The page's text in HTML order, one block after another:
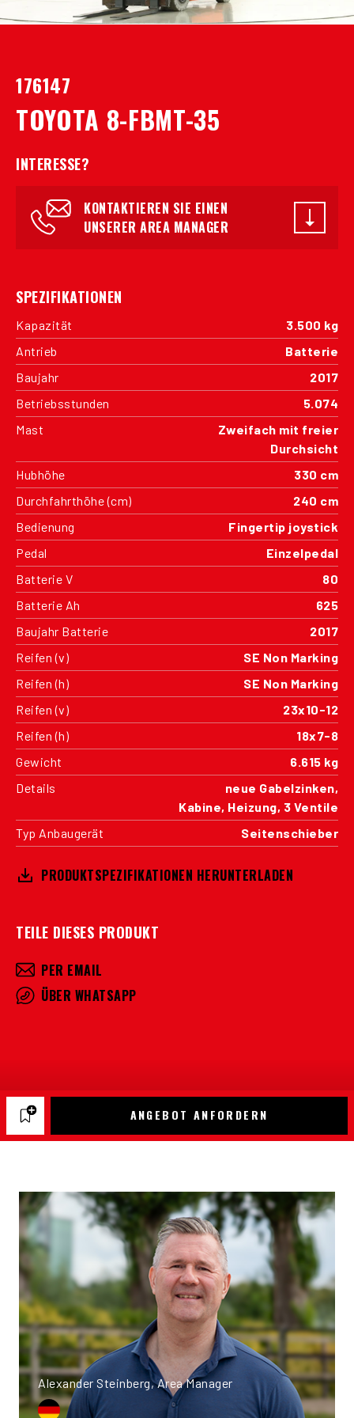
176147
TOYOTA 8-FBMT-35
INTERESSE?
KONTAKTIEREN SIE EINEN
UNSERER AREA MANAGER
SPEZIFIKATIONEN
Kapazität
3.500 kg
Antrieb
Batterie
Baujahr
2017
Betriebsstunden
5.074
Mast
Zweifach mit freier
Durchsicht
Hubhöhe
330 cm
Durchfahrthöhe (cm)
240 cm
Bedienung
Fingertip joystick
Pedal
Einzelpedal
Batterie V
80
Batterie Ah
625
Baujahr Batterie
2017
Reifen (v)
SE Non Marking
Reifen (h)
SE Non Marking
Reifen (v)
23x10-12
Reifen (h)
18x7-8
Gewicht
6.615 kg
Details
neue Gabelzinken,
Kabine, Heizung, 3 Ventile
Typ Anbaugerät
Seitenschieber
PRODUKTSPEZIFIKATIONEN HERUNTERLADEN
TEILE DIESES PRODUKT
PER EMAIL
ÜBER WHATSAPP
ANGEBOT ANFORDERN
Alexander Steinberg, Area Manager